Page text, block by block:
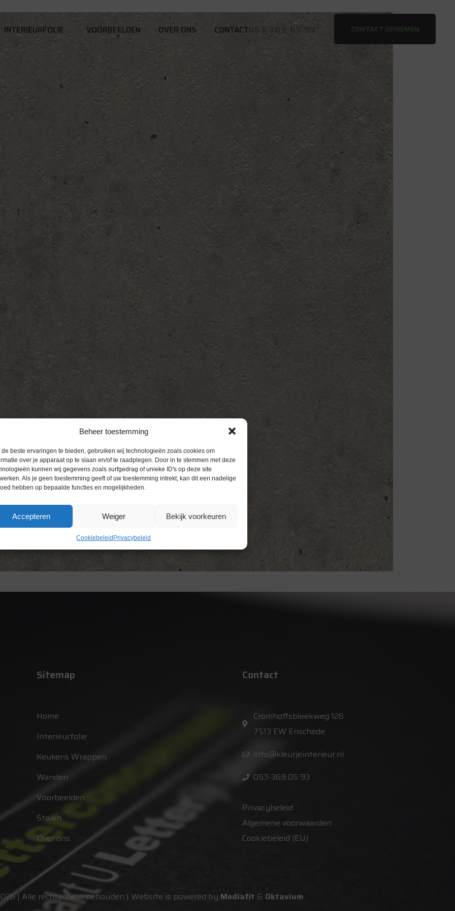
Beheer toestemming
de beste ervaringen te bieden, gebruiken wij technologieën zoals cookies om
over je apparaat op te slaan en/of te raadplegen. Door in te stemmen met deze
kunnen wij gegevens zoals surfgedrag of unieke ID's op deze site
Als je geen toestemming geeft of uw toestemming intrekt, kan dit een nadelige
hebben op bepaalde functies en mogelijkheden.
Accepteren Weiger Bekijk voorkeuren
Cookiebeleid Privacybeleid
INTERIEURFOLIE VOORBEELDEN OVER ONS CONTACT 053-369 05 93 CONTACT OPNEMEN
Sitemap
Home
Interieurfolie
Keukens Wrappen
Wanden
Voorbeelden
Stalen
Over ons
Contact
Cromhoffsbleekweg 126
7513 EW Enschede
info@kleurjeinterieur.nl
053-369 05 93
Privacybeleid
Algemene voorwaarden
Cookiebeleid (EU)
| Alle rechten voorbehouden | Website is powered by Mediafit & Oktavium